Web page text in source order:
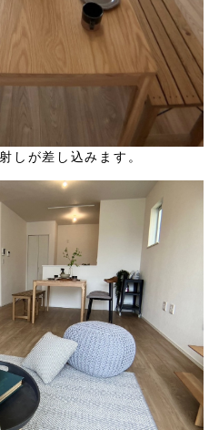
しが差し込みます。